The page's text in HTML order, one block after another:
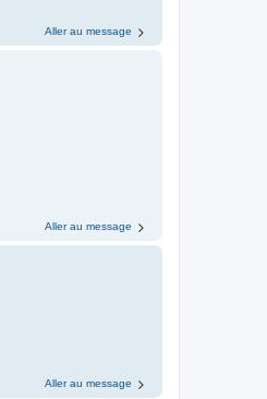
Aller au message
Aller au message
Aller au message